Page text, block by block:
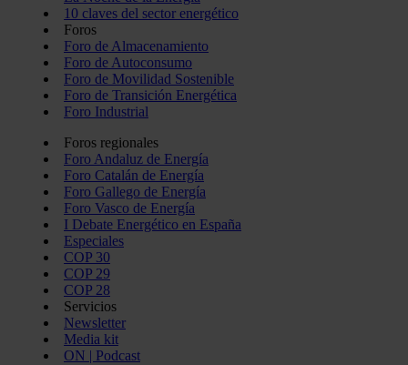
10 claves del sector energético
Foros
Foro de Almacenamiento
Foro de Autoconsumo
Foro de Movilidad Sostenible
Foro de Transición Energética
Foro Industrial
Foros regionales
Foro Andaluz de Energía
Foro Catalán de Energía
Foro Gallego de Energía
Foro Vasco de Energía
I Debate Energético en España
Especiales
COP 30
COP 29
COP 28
Servicios
Newsletter
Media kit
ON | Podcast